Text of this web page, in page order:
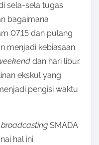
sela-sela tugas
bagaimana
07.15 dan pulang
menjadi kebiasaan
dan hari libur.
ekskul yang
pengisi waktu
broadcasting SMADA
hal ini.